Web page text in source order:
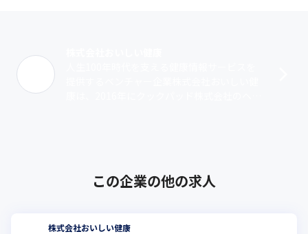
この企業の他の求人
株式会社おいしい健康